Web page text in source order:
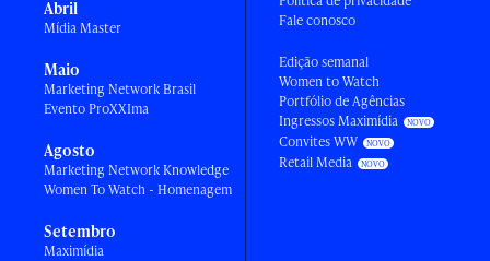
Abril
Mídia Master
Maio
Marketing Network Brasil
Evento ProXXIma
Agosto
Marketing Network Knowledge
Women To Watch - Homenagem
Setembro
Maximídia
Fale conosco
Edição semanal
Women to Watch
Portfólio de Agências
Ingressos Maximídia
Convites WW
Retail Media